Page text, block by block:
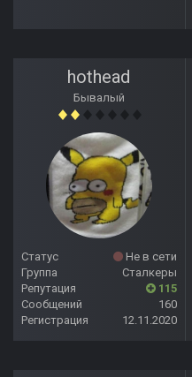
hothead
Бывалый
Статус
Не в сети
Группа
Сталкеры
Репутация
115
Сообщений
160
Регистрация
12.11.2020